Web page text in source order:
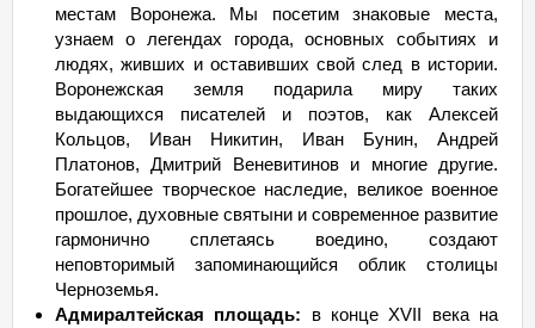
местам Воронежа. Мы посетим знаковые места,
узнаем о легендах города, основных событиях и
людях, живших и оставивших свой след в истории.
Воронежская земля подарила миру таких
выдающихся писателей и поэтов, как Алексей
Кольцов, Иван Никитин, Иван Бунин, Андрей
Платонов, Дмитрий Веневитинов и многие другие.
Богатейшее творческое наследие, великое военное
прошлое, духовные святыни и современное развитие
гармонично сплетаясь воедино, создают
неповторимый запоминающийся облик столицы
Черноземья.
Адмиралтейская площадь: в конце XVII века на